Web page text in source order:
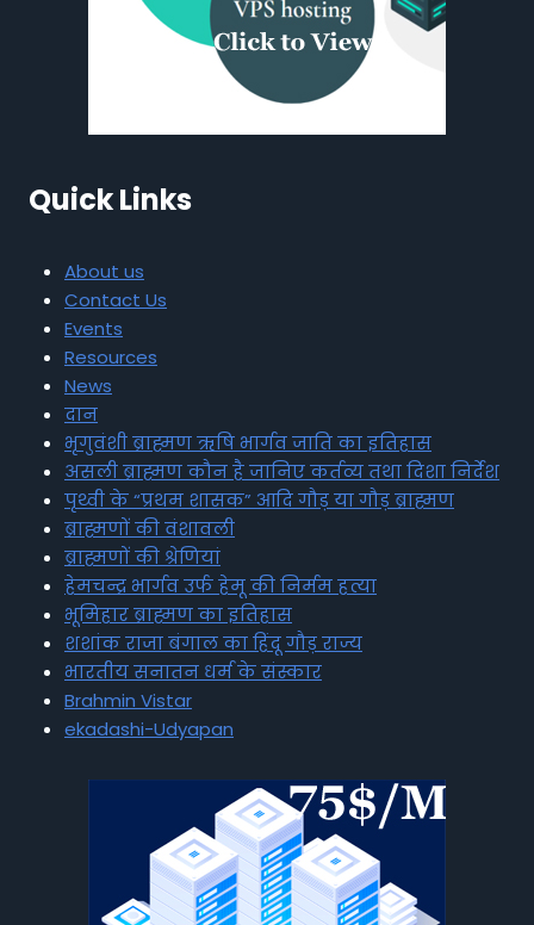
Quick Links
About us
Contact Us
Events
Resources
News
दान
भृगुवंशी ब्राह्मण ऋषि भार्गव जाति का इतिहास
असली ब्राह्मण कौन है जानिए कर्तव्य तथा दिशा निर्देश
पृथ्वी के “प्रथम शासक” आदि गौड़ या गौड़ ब्राह्मण
ब्राह्मणों की वंशावली
ब्राह्मणों की श्रेणियां
हेमचन्द्र भार्गव उर्फ हेमू की निर्मम हत्या
भूमिहार ब्राह्मण का इतिहास
शशांक राजा बंगाल का हिंदू गौड़ राज्य
भारतीय सनातन धर्म के संस्कार
Brahmin Vistar
ekadashi-Udyapan